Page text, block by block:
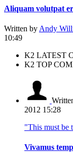
Aliquam volutpat
Written by Andy
10:49
K2 LATEST
K2 TOP
2012 15:28
"This must be
Vivamus